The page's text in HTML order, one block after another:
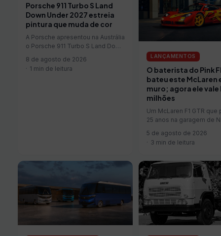
Porsche 911 Turbo S Land
Down Under 2027 estreia
pintura que muda de cor
A Porsche apresentou na Austrália
o Porsche 911 Turbo S Land Down
pelo programa Sonderwunsch
para celebrar os 75 anos da
8 de agosto de 2026
1 min de leitura
LANÇAMENTOS
O baterista do Pink
bateu este McLaren
muro; agora ele vale
milhões
Um McLaren F1 GTR que
25 anos na garagem de
vai…
5 de agosto de 2026
3 min de leitura